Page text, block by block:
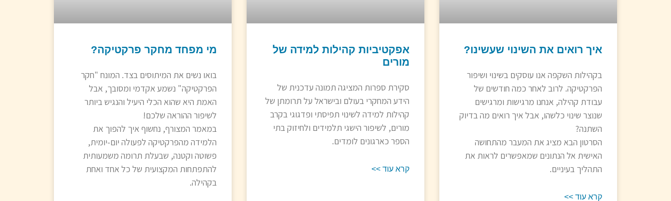
איך רואים את השינוי שעשינו?
בקהילות השקפה אנו עוסקים בשינוי ושיפור
הפרקטיקה. לרוב לאחר כמה חודשים של
עבודת קהילה, אנחנו מרגישות ומרגישים
שנוצר שינוי כלשהו, אבל איך רואים מה בדיוק
השתנה?
הסרטון הבא מציג את המעבר מהתחושה
האישית אל הנתונים שמאפשרים לראות את
התהליך בעיניים.
קרא עוד >>
אפקטיביות קהילות למידה של
מורים
סקירת ספרות המציגה תמונה עדכנית של
הידע המחקרי בעולם ובישראל על תרומתן של
קהילות למידה לשינוי תפיסתי ופדגוגי בקרב
מורים, לשיפור הישגי תלמידים ולחיזוק בתי
הספר כארגונים לומדים.
קרא עוד >>
מי מפחד מחקר פרקטיקה?
בואו נשים את המיתוסים בצד. המונח "חקר
הפרקטיקה" נשמע אקדמי ומסובך, אבל
האמת היא שהוא הכלי היעיל והנגיש ביותר
לשיפור ההוראה שלכם!
במאמר המצורף, נחשוף איך להפוך את
הלמידה מהפרקטיקה לפעולה יום-יומית,
פשוטה וקטנה, שבעלת תרומה משמעותית
להתפתחות המקצועית של כל אחד ואחת
בקהילה.